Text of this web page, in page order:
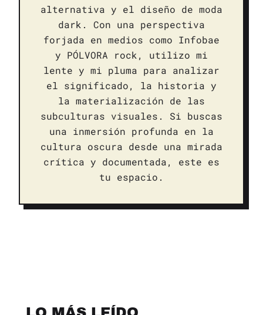
alternativa y el diseño de moda
dark. Con una perspectiva
forjada en medios como Infobae
y PÓLVORA rock, utilizo mi
lente y mi pluma para analizar
el significado, la historia y
la materialización de las
subculturas visuales. Si buscas
una inmersión profunda en la
cultura oscura desde una mirada
crítica y documentada, este es
tu espacio.